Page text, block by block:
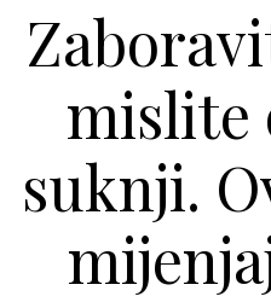
mislite
suknji.